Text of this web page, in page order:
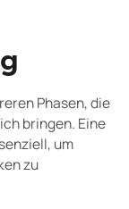
Phasen, die
bringen. Eine
um
zu